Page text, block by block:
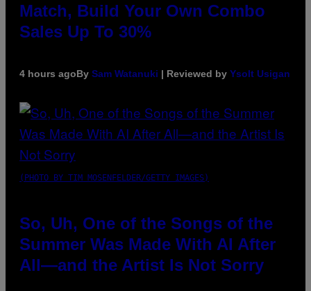
Match, Build Your Own Combo
Sales Up To 30%
4 hours agoBy Sam Watanuki | Reviewed by Ysolt Usigan
(PHOTO BY TIM MOSENFELDER/GETTY IMAGES)
So, Uh, One of the Songs of the
Summer Was Made With AI After
All—and the Artist Is Not Sorry